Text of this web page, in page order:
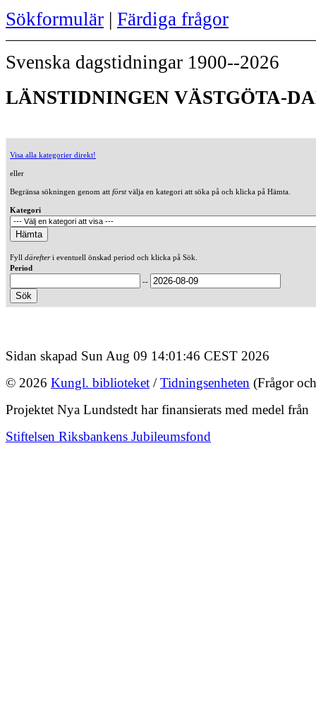
Sökformulär | Färdiga frågor
Svenska dagstidningar 1900--2026
LÄNSTIDNINGEN VÄSTGÖTA-
Visa alla kategorier direkt!
eller
Begränsa sökningen genom att förstvälja en kategori att söka på och klicka på Hämta.
Kategori
Fyll därefteri eventuell önskad period och klicka på Sök.
Period
--
Sidan skapad Sun Aug 09 14:01:46 CEST 2026
© 2026 Kungl. biblioteket /Tidningsenheten (Frågor
Projektet Nya Lundstedt har finansierats med medel från
Stiftelsen Riksbankens Jubileumsfond